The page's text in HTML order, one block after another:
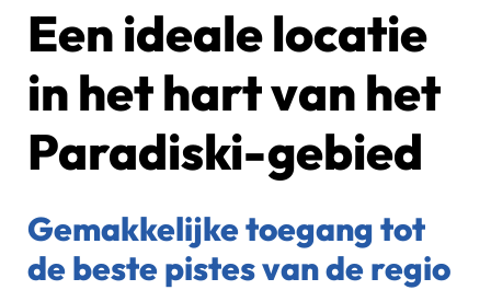
Een ideale locatie
in het hart van het
Paradiski-gebied
Gemakkelijke toegang tot
de beste pistes van de regio